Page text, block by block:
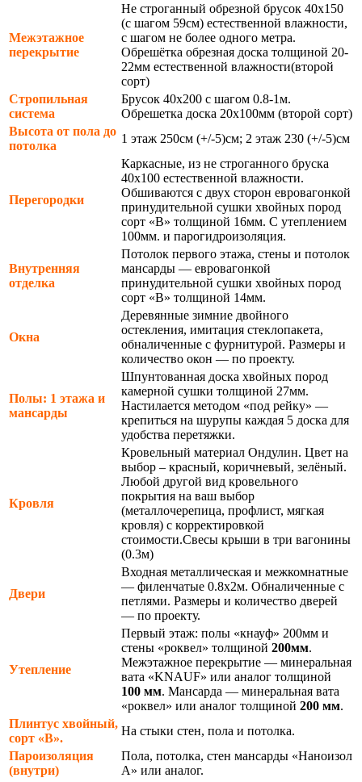
Межэтажное
перекрытие
Не строганный обрезной брусок 40х150
(с шагом 59см) естественной влажности,
с шагом не более одного метра.
Обрешётка обрезная доска толщиной 20-
22мм естественной влажности(второй
сорт)
Стропильная
система
Брусок 40х200 с шагом 0.8-1м.
Обрешетка доска 20х100мм (второй сорт)
Высота от пола до
потолка
1 этаж 250см (+/-5)см; 2 этаж 230 (+/-5)см
Перегородки
Каркасные, из не строганного бруска
40х100 естественной влажности.
Обшиваются с двух сторон евровагонкой
принудительной сушки хвойных пород
сорт «В» толщиной 16мм. С утеплением
100мм. и парогидроизоляция.
Внутренняя
отделка
Потолок первого этажа, стены и потолок
мансарды — евровагонкой
принудительной сушки хвойных пород
сорт «В» толщиной 14мм.
Окна
Деревянные зимние двойного
остекления, имитация стеклопакета,
обналиченные с фурнитурой. Размеры и
количество окон — по проекту.
Полы: 1 этажа и
мансарды
Шпунтованная доска хвойных пород
камерной сушки толщиной 27мм.
Настилается методом «под рейку» —
крепиться на шурупы каждая 5 доска для
удобства перетяжки.
Кровля
Кровельный материал Ондулин. Цвет на
выбор – красный, коричневый, зелёный.
Любой другой вид кровельного
покрытия на ваш выбор
(металлочерепица, профлист, мягкая
кровля) с корректировкой
стоимости.Свесы крыши в три вагонины
(0.3м)
Двери
Входная металлическая и межкомнатные
— филенчатые 0.8х2м. Обналиченные с
петлями. Размеры и количество дверей
— по проекту.
Утепление
Первый этаж: полы «кнауф» 200мм и
стены «роквел» толщиной 200мм.
Межэтажное перекрытие — минеральная
вата «KNAUF» или аналог толщиной
100 мм. Мансарда — минеральная вата
«роквел» или аналог толщиной 200 мм.
Плинтус хвойный,
сорт «В».
На стыки стен, пола и потолка.
Пароизоляция
(внутри)
Пола, потолка, стен мансарды «Наноизол
А» или аналог.